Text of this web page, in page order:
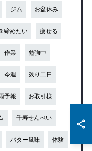
ジム お盆休み
締めたい 痩せる
作業 勉強中
今週 残り二日
予報 お取引様
千寿せんべい
バター風味 体験